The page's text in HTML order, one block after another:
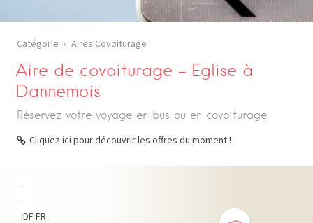
Catégorie Aires Covoiturage
Aire de covoiturage – Eglise à
Dannemois
Réservez votre voyage en bus ou en covoiturage
Cliquez ici pour découvrir les offres du moment !
IDF FR